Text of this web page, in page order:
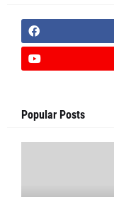
Popular Posts